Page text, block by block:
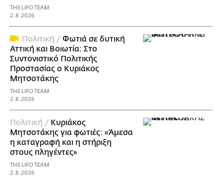
THE LIFO TEAM
2.8.2026
Πολιτική /Φωτιά σε δυτική
Αττική και Βοιωτία: Στο
Συντονιστικό Πολιτικής
Προστασίας ο Κυριάκος
Μητσοτάκης
THE LIFO TEAM
2.8.2026
Πολιτική / Κυριάκος
Μητσοτάκης για φωτιές: «Άμεσα
η καταγραφή και η στήριξη
στους πληγέντες»
THE LIFO TEAM
2.8.2026